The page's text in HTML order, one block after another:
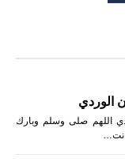
الوردي
اللهم صلى وسلم وبارك
نت…